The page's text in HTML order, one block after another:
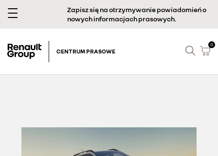
Zapisz się na otrzymywanie powiadomień o
nowych informacjach prasowych.
CENTRUM PRASOWE
0